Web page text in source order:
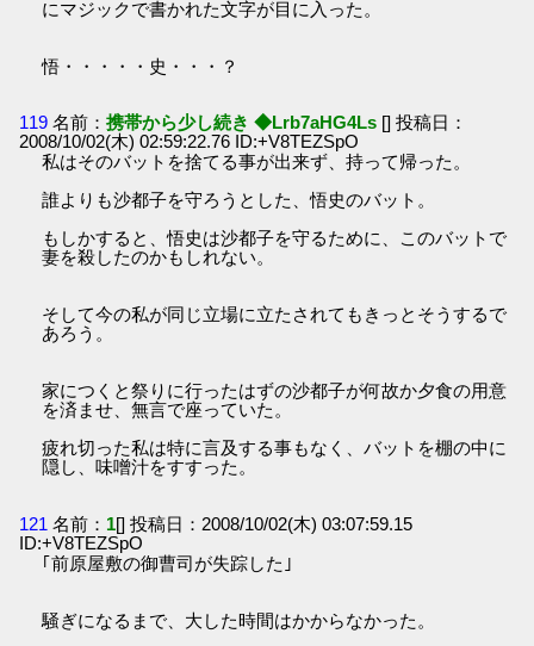
にマジックで書かれた文字が目に入った。
悟・・・・・史・・・？
119 名前：携帯から少し続き ◆Lrb7aHG4Ls [] 投稿日：
2008/10/02(木) 02:59:22.76 ID:+V8TEZSpO
私はそのバットを捨てる事が出来ず、持って帰った。
誰よりも沙都子を守ろうとした、悟史のバット。
もしかすると、悟史は沙都子を守るために、このバットで
妻を殺したのかもしれない。
そして今の私が同じ立場に立たされてもきっとそうするで
あろう。
家につくと祭りに行ったはずの沙都子が何故か夕食の用意
を済ませ、無言で座っていた。
疲れ切った私は特に言及する事もなく、バットを棚の中に
隠し、味噌汁をすすった。
121 名前： 1[] 投稿日：2008/10/02(木) 03:07:59.15
ID:+V8TEZSpO
｢前原屋敷の御曹司が失踪した｣
騒ぎになるまで、大した時間はかからなかった。